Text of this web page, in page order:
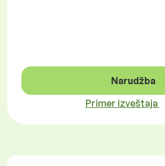
Narudžba
Primer izveštaja